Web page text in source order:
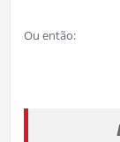
Ou então: